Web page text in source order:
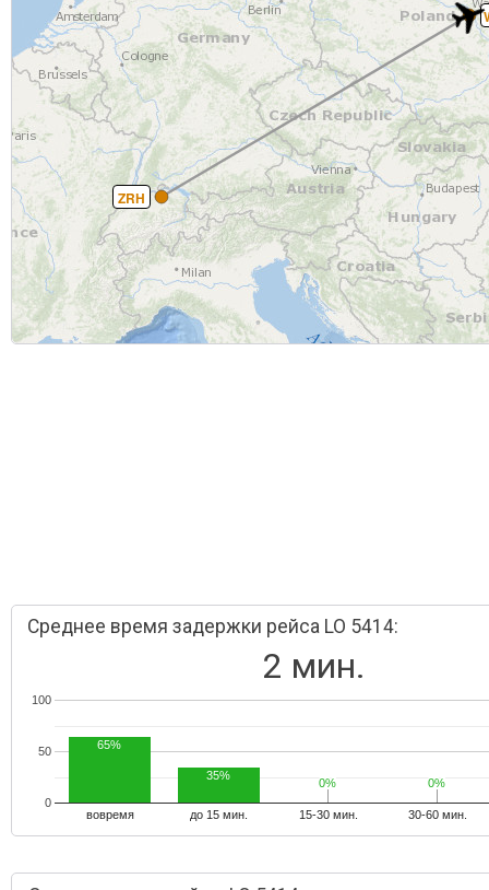
ZRH
Среднее время задержки рейса LO 5414:
2 мин.
вовремя до 15 мин. 15-30 мин. 30-60 мин.
0
50
100
65%
35%
0%
0% 0%
0%